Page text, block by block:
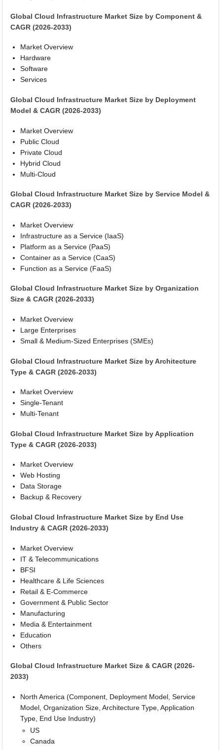
Global Cloud Infrastructure Market Size by Component &
CAGR (2026-2033)
Market Overview
Hardware
Software
Services
Global Cloud Infrastructure Market Size by Deployment
Model & CAGR (2026-2033)
Market Overview
Public Cloud
Private Cloud
Hybrid Cloud
Multi-Cloud
Global Cloud Infrastructure Market Size by Service Model &
CAGR (2026-2033)
Market Overview
Infrastructure as a Service (IaaS)
Platform as a Service (PaaS)
Container as a Service (CaaS)
Function as a Service (FaaS)
Global Cloud Infrastructure Market Size by Organization
Size & CAGR (2026-2033)
Market Overview
Large Enterprises
Small & Medium-Sized Enterprises (SMEs)
Global Cloud Infrastructure Market Size by Architecture
Type & CAGR (2026-2033)
Market Overview
Single-Tenant
Multi-Tenant
Global Cloud Infrastructure Market Size by Application
Type & CAGR (2026-2033)
Market Overview
Web Hosting
Data Storage
Backup & Recovery
Global Cloud Infrastructure Market Size by End Use
Industry & CAGR (2026-2033)
Market Overview
IT & Telecommunications
BFSI
Healthcare & Life Sciences
Retail & E-Commerce
Government & Public Sector
Manufacturing
Media & Entertainment
Education
Others
Global Cloud Infrastructure Market Size & CAGR (2026-
2033)
North America (Component, Deployment Model, Service
Model, Organization Size, Architecture Type, Application
Type, End Use Industry)
US
Canada